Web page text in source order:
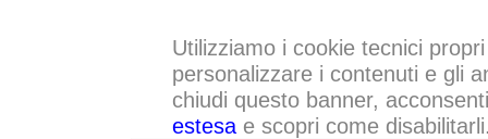
Utilizziamo i cookie tecnici
personalizzare i contenuti e gli
chiudi questo banner,
estesae scopri come